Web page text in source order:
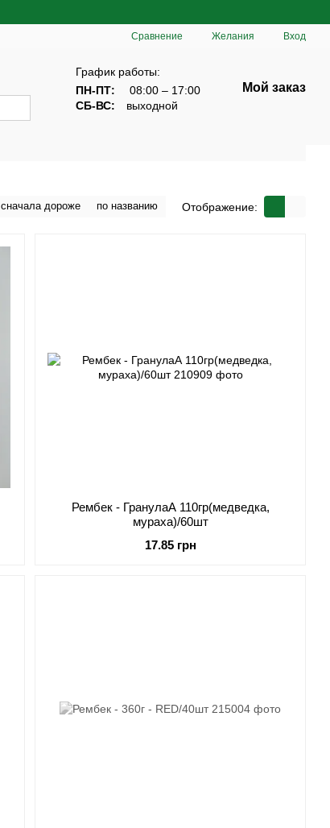
Сравнение Желания Вход
График работы:
ПН-ПТ:
08:00 – 17:00
СБ-ВС:
выходной
Мой заказ
сначала дороже по названию Отображение:
Рембек - ГранулаА 110гр(медведка,
мураха)/60шт
17.85 грн